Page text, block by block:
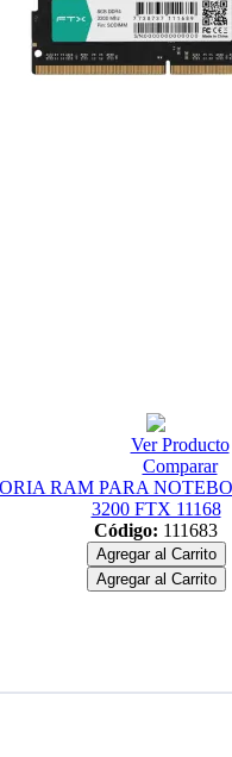
Ver Producto
Comparar
RAM PARA
3200 FTX 11168
Código: 111683
Agregar al Carrito
Agregar al Carrito